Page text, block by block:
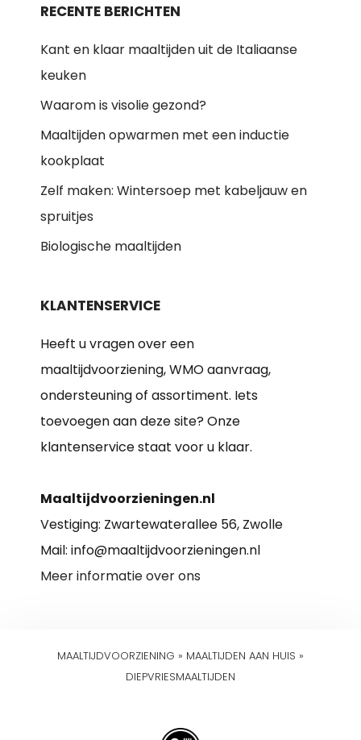
RECENTE BERICHTEN
Kant en klaar maaltijden uit de Italiaanse
keuken
Waarom is visolie gezond?
Maaltijden opwarmen met een inductie
kookplaat
Zelf maken: Wintersoep met kabeljauw en
spruitjes
Biologische maaltijden
KLANTENSERVICE
Heeft u vragen over een
maaltijdvoorziening, WMO aanvraag,
ondersteuning of assortiment. Iets
toevoegen aan deze site? Onze
klantenservice staat voor u klaar.
Maaltijdvoorzieningen.nl
Vestiging: Zwartewaterallee 56, Zwolle
Mail: info@maaltijdvoorzieningen.nl
Meer informatie over ons
MAALTIJDVOORZIENING » MAALTIJDEN AAN HUIS »
DIEPVRIESMAALTIJDEN